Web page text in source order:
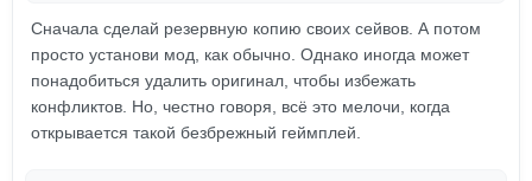
Сначала сделай резервную копию своих сейвов. А потом
просто установи мод, как обычно. Однако иногда может
понадобиться удалить оригинал, чтобы избежать
конфликтов. Но, честно говоря, всё это мелочи, когда
открывается такой безбрежный геймплей.